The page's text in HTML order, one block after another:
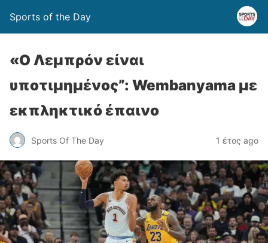
Sports of the Day
«Ο Λεμπρόν είναι
υποτιμημένος”: Wembanyama με
εκπληκτικό έπαινο
Sports Of The Day 1 έτος ago